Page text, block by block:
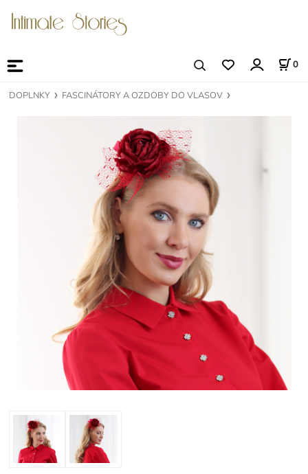
0
DOPLNKY FASCINÁTORY A OZDOBY DO VLASOV